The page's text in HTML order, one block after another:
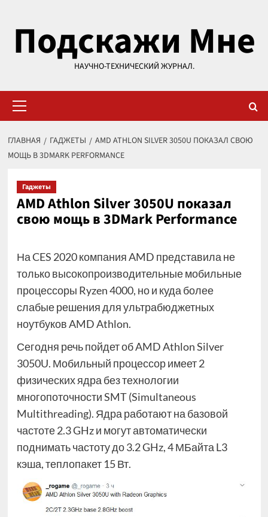
содержимому
Подскажи Мне
НАУЧНО-ТЕХНИЧЕСКИЙ ЖУРНАЛ.
меню
ГЛАВНАЯ ГАДЖЕТЫ
AMD ATHLON SILVER 3050U ПОКАЗАЛ СВОЮ
МОЩЬ В 3DMARK PERFORMANCE
Гаджеты
AMD Athlon Silver 3050U показал
свою мощь в 3DMark Performance
На CES 2020 компания AMD представила не
только высокопроизводительные мобильные
процессоры Ryzen 4000, но и куда более
слабые решения для ультрабюджетных
ноутбуков AMD Athlon.
Сегодня речь пойдет об AMD Athlon Silver
3050U. Мобильный процессор имеет 2
физических ядра без технологии
многопоточности SMT (Simultaneous
Multithreading). Ядра работают на базовой
частоте 2.3 GHz и могут автоматически
поднимать частоту до 3.2 GHz, 4 МБайта L3
кэша, теплопакет 15 Вт.